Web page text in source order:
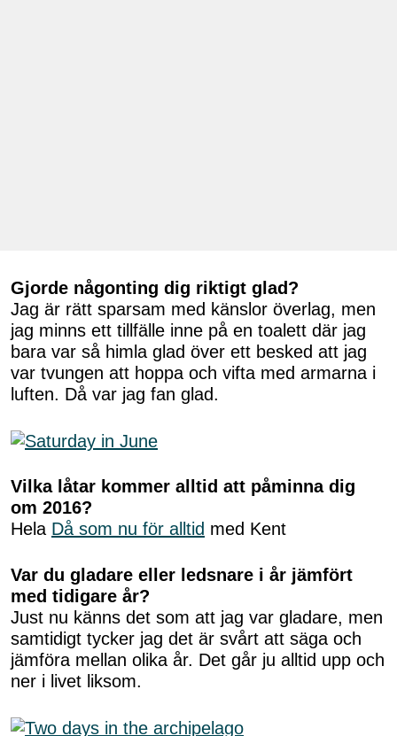
Gjorde någonting dig riktigt glad?
Jag är rätt sparsam med känslor överlag, men
jag minns ett tillfälle inne på en toalett där jag
bara var så himla glad över ett besked att jag
var tvungen att hoppa och vifta med armarna i
luften. Då var jag fan glad.
Vilka låtar kommer alltid att påminna dig
om 2016?
Hela Då som nu för alltid med Kent
Var du gladare eller ledsnare i år jämfört
med tidigare år?
Just nu känns det som att jag var gladare, men
samtidigt tycker jag det är svårt att säga och
jämföra mellan olika år. Det går ju alltid upp och
ner i livet liksom.